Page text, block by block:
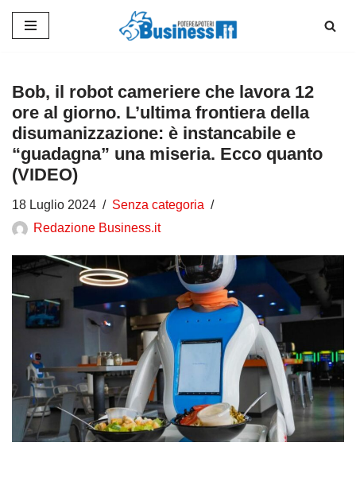
contenuto
Bob, il robot cameriere che lavora 12
ore al giorno. L’ultima frontiera della
disumanizzazione: è instancabile e
“guadagna” una miseria. Ecco quanto
(VIDEO)
18 Luglio 2024
Senza categoria
Redazione Business.it